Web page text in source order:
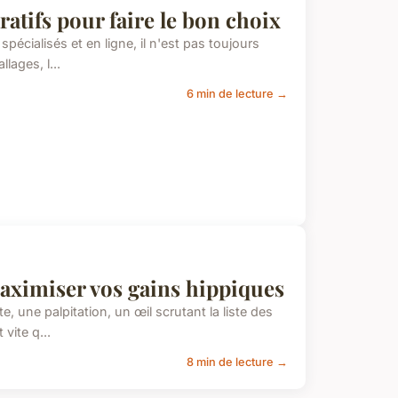
pour faire le bon choix
et en ligne, il n'est pas toujours
l...
6 min de lecture →
vos gains hippiques
une palpitation, un œil scrutant la liste des
vite q...
8 min de lecture →